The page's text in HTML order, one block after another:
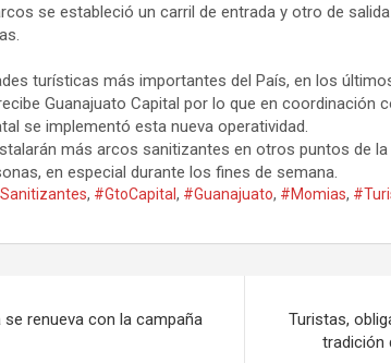
se estableció un carril de entrada y otro de
turísticas más importantes del País, en los
Guanajuato Capital por lo que en coordinación
se implementó esta nueva operatividad.
más arcos sanitizantes en otros puntos de
en especial durante los fines de semana.
, #GtoCapital , #Guanajuato, #Momias,
se renueva con la campaña
Turistas,
tradición